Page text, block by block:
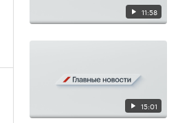
11:58
15:01